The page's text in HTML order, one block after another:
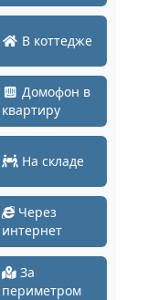
В коттедже
Домофон в
квартиру
На складе
Через
интернет
За
периметром